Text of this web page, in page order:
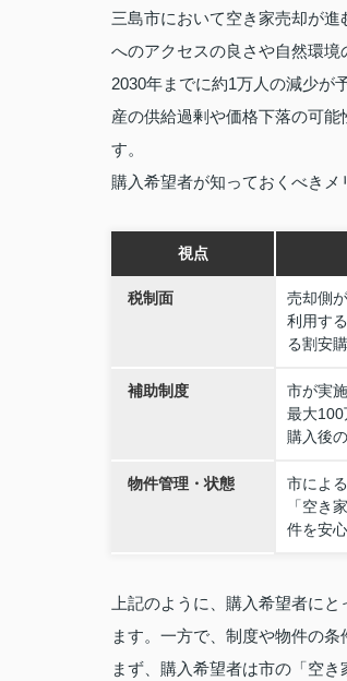
三島市において空き家売却が
へのアクセスの良さや自然環
2030年までに約1万人の減少が
産の供給過剰や価格下落の可
す。
購入希望者が知っておくべきメ
視点
税制面
売却側
利用す
る割安
補助制度
市が実
最大100
購入後
物件管理・状態
市によ
「空き
件を安
上記のように、購入希望者に
ます。一方で、制度や物件の
まず、購入希望者は市の「空